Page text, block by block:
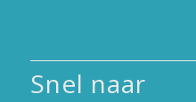
Snel naar